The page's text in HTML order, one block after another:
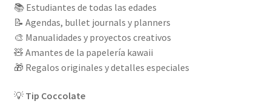
📚 Estudiantes de todas las edades
📝 Agendas, bullet journals y planners
🎨 Manualidades y proyectos creativos
🧸 Amantes de la papelería kawaii
🎁 Regalos originales y detalles especiales
💡 Tip Coccolate